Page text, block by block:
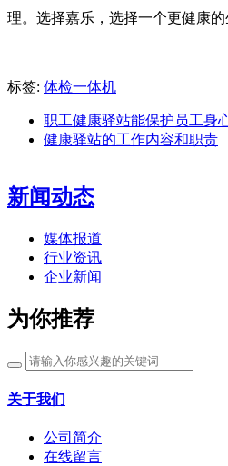
理。选择嘉乐，选择一个更健康的
标签: 体检一体机
职工健康驿站能保护员工身
健康驿站的工作内容和职责
新闻动态
媒体报道
行业资讯
企业新闻
为你推荐
关于我们
公司简介
在线留言